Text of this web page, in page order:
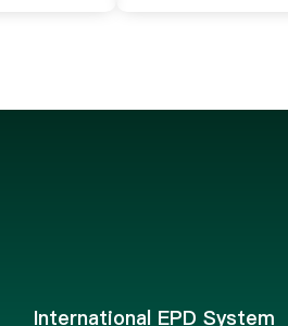
International EPD System